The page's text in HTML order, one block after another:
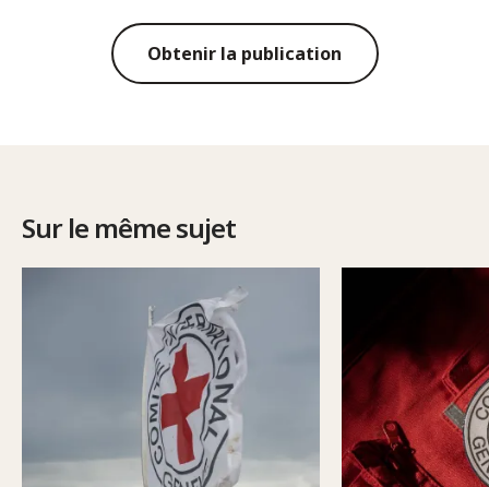
Obtenir la publication
Sur le même sujet